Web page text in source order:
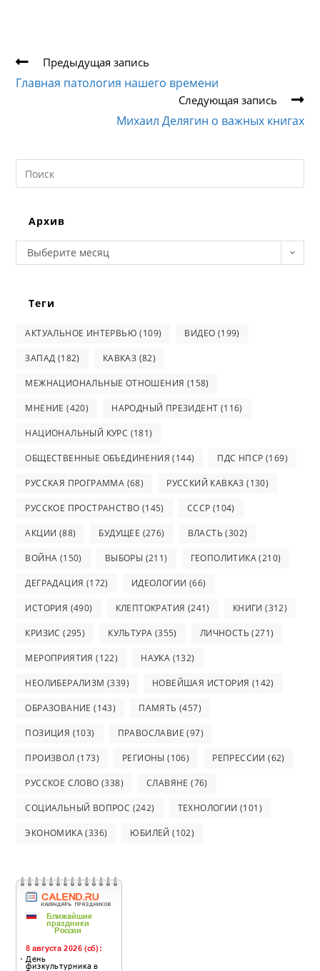
Еще
статьи
Предыдущая запись
Главная патология нашего времени
Следующая запись
Михаил Делягин о важных книгах
Search
this
Архив
Архив
Выберите месяц
Теги
АКТУАЛЬНОЕ ИНТЕРВЬЮ (109) ВИДЕО (199)
ЗАПАД (182) КАВКАЗ (82)
МЕЖНАЦИОНАЛЬНЫЕ ОТНОШЕНИЯ (158)
МНЕНИЕ (420) НАРОДНЫЙ ПРЕЗИДЕНТ (116)
НАЦИОНАЛЬНЫЙ КУРС (181)
ОБЩЕСТВЕННЫЕ ОБЪЕДИНЕНИЯ (144) ПДС НПСР (169)
РУССКАЯ ПРОГРАММА (68) РУССКИЙ КАВКАЗ (130)
РУССКОЕ ПРОСТРАНСТВО (145) СССР (104)
АКЦИИ (88) БУДУЩЕЕ (276) ВЛАСТЬ (302)
ВОЙНА (150) ВЫБОРЫ (211) ГЕОПОЛИТИКА(210)
ДЕГРАДАЦИЯ (172) ИДЕОЛОГИИ (66)
ИСТОРИЯ (490) КЛЕПТОКРАТИЯ (241) КНИГИ (312)
КРИЗИС (295) КУЛЬТУРА (355) ЛИЧНОСТЬ (271)
МЕРОПРИЯТИЯ (122) НАУКА (132)
НЕОЛИБЕРАЛИЗМ (339) НОВЕЙШАЯ ИСТОРИЯ (142)
ОБРАЗОВАНИЕ (143) ПАМЯТЬ (457)
ПОЗИЦИЯ (103) ПРАВОСЛАВИЕ (97)
ПРОИЗВОЛ (173) РЕГИОНЫ (106) РЕПРЕССИИ (62)
РУССКОЕ СЛОВО (338) СЛАВЯНЕ (76)
СОЦИАЛЬНЫЙ ВОПРОС (242) ТЕХНОЛОГИИ (101)
ЭКОНОМИКА(336) ЮБИЛЕЙ (102)